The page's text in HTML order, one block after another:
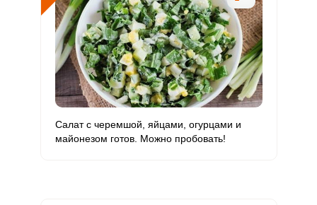
Салат с черемшой, яйцами, огурцами и
майонезом готов. Можно пробовать!